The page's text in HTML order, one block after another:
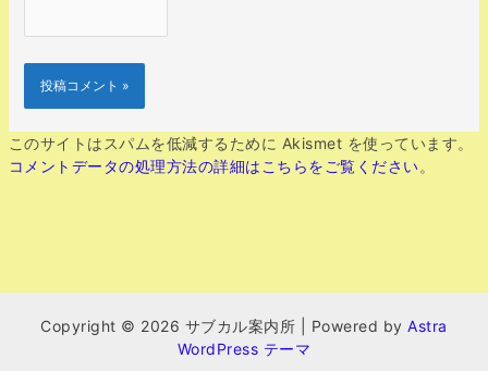
このサイトはスパムを低減するために Akismet を使っています。
コメントデータの処理方法の詳細はこちらをご覧ください。
Copyright © 2026 サブカル案内所 | Powered byAstra
WordPress テーマ